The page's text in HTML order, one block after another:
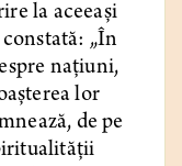
la aceeași
„În
națiuni,
lor
de pe